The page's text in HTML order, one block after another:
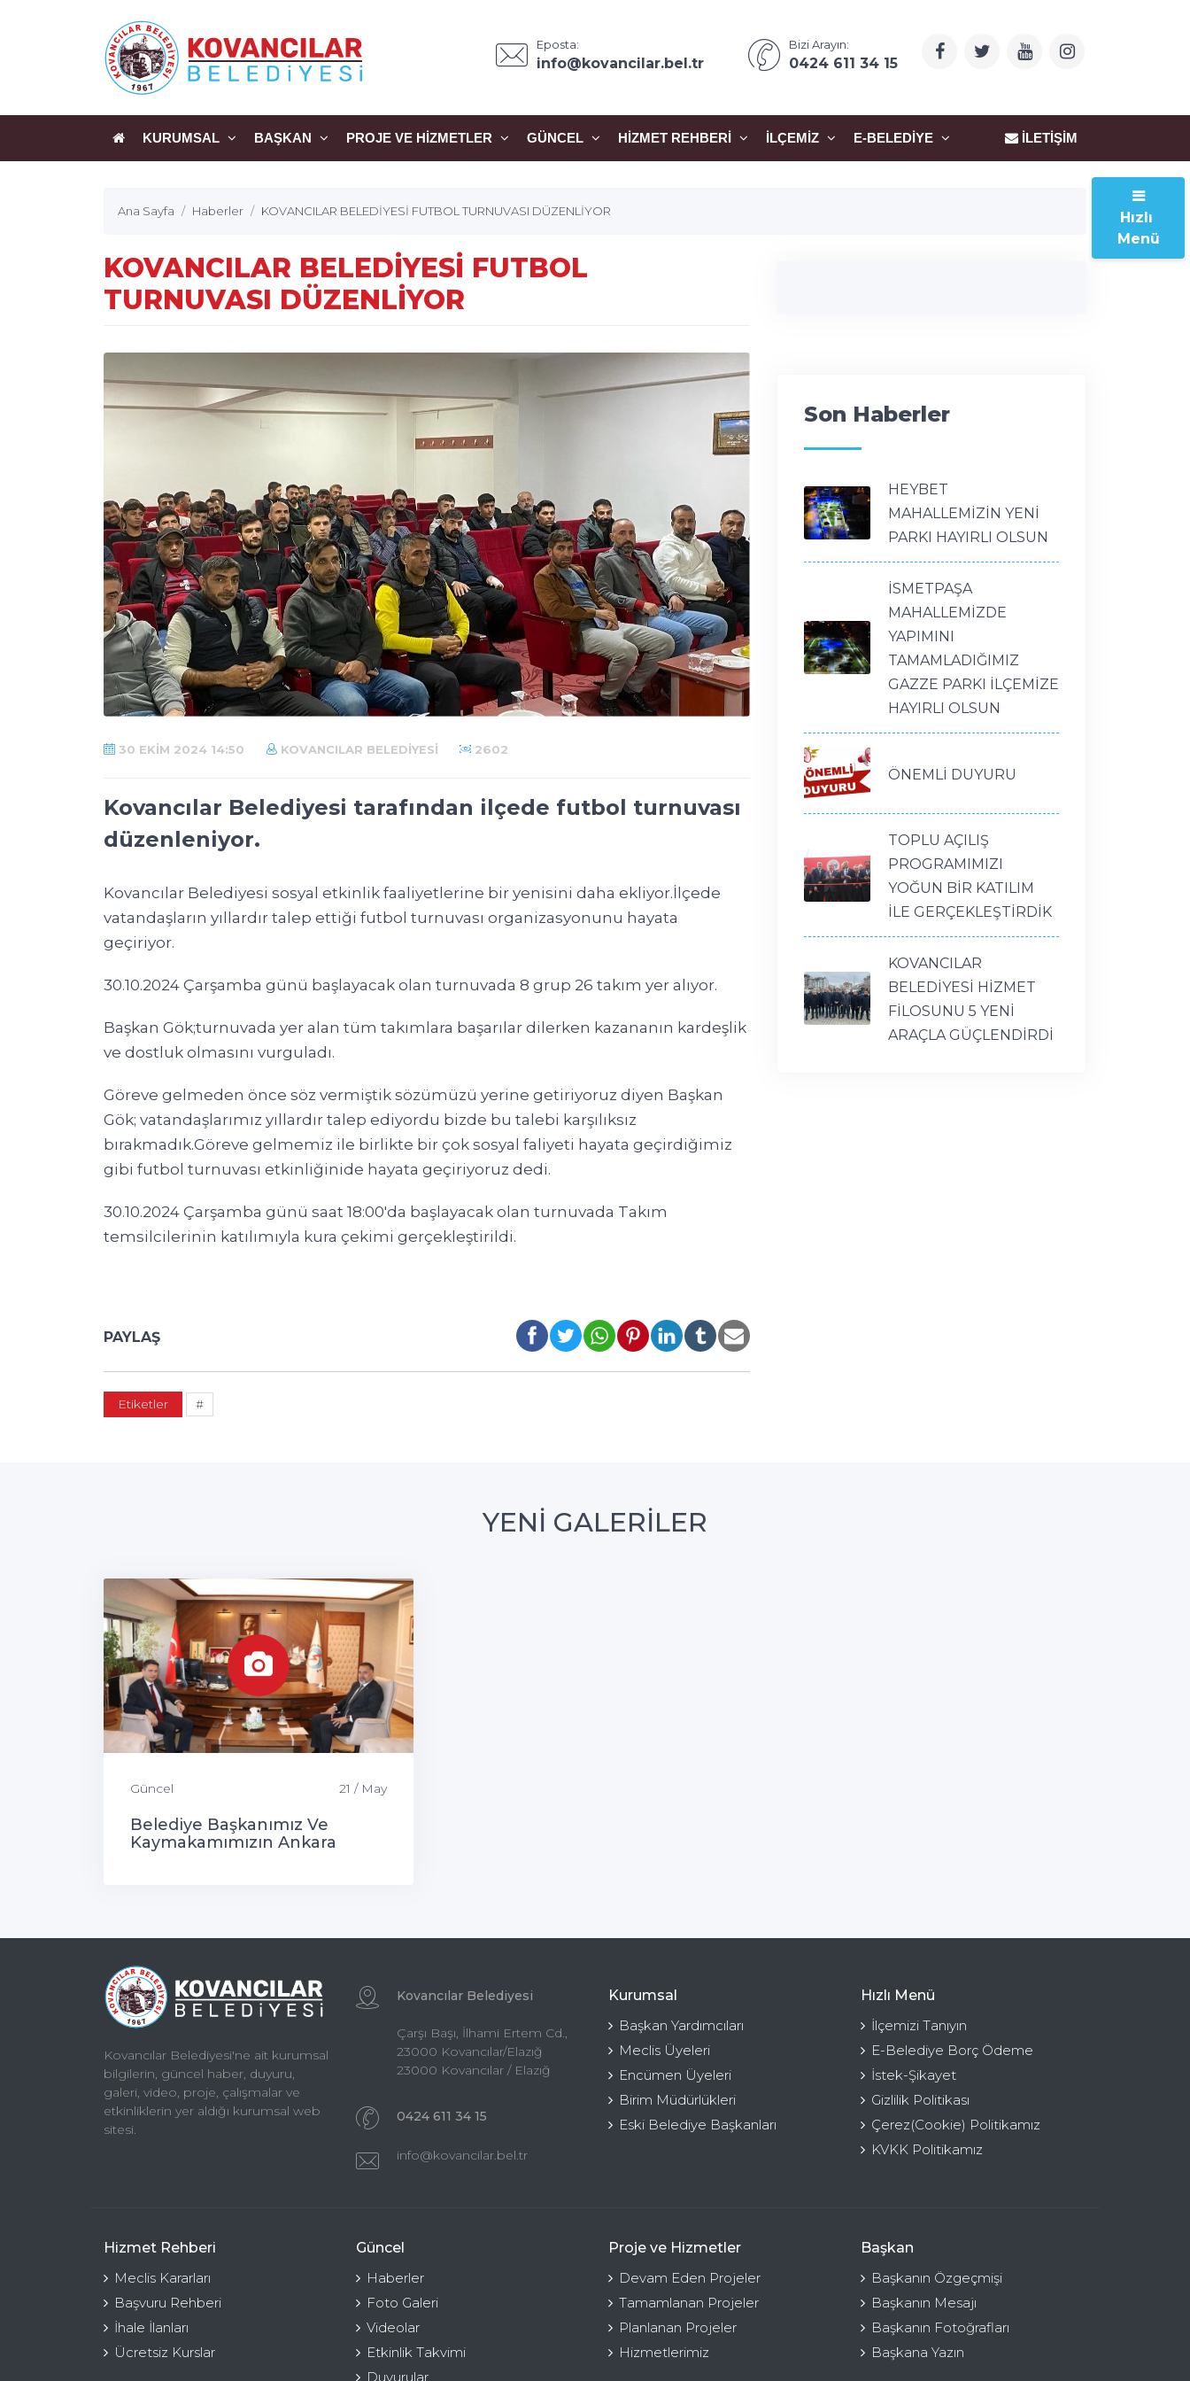
Eposta:
info@kovancilar.bel.tr
Bizi Arayın:
0424 611 34 15
KURUMSAL BAŞKAN PROJE VE HIZMETLER GÜNCEL HIZMET REHBERI İLÇEMIZ E-BELEDIYE İLETIŞIM
Ana Sayfa Haberler KOVANCILAR BELEDİYESİ FUTBOL TURNUVASI DÜZENLİYOR
KOVANCILAR BELEDİYESİ FUTBOL
TURNUVASI DÜZENLİYOR
30 EKIM 2024 14:50 KOVANCILAR BELEDIYESI 2602
Kovancılar Belediyesi tarafından ilçede futbol turnuvası
düzenleniyor.
Kovancılar Belediyesi sosyal etkinlik faaliyetlerine bir yenisini daha ekliyor.İlçede
vatandaşların yıllardır talep ettiği futbol turnuvası organizasyonunu hayata
geçiriyor.
30.10.2024 Çarşamba günü başlayacak olan turnuvada 8 grup 26 takım yer alıyor.
Başkan Gök;turnuvada yer alan tüm takımlara başarılar dilerken kazananın kardeşlik
ve dostluk olmasını vurguladı.
Göreve gelmeden önce söz vermiştik sözümüzü yerine getiriyoruz diyen Başkan
Gök; vatandaşlarımız yıllardır talep ediyordu bizde bu talebi karşılıksız
bırakmadık.Göreve gelmemiz ile birlikte bir çok sosyal faliyeti hayata geçirdiğimiz
gibi futbol turnuvası etkinliğinide hayata geçiriyoruz dedi.
30.10.2024 Çarşamba günü saat 18:00'da başlayacak olan turnuvada Takım
temsilcilerinin katılımıyla kura çekimi gerçekleştirildi.
PAYLAŞ
Etiketler #
Son Haberler
HEYBET
MAHALLEMİZİN YENİ
PARKI HAYIRLI OLSUN
İSMETPAŞA
MAHALLEMİZDE
YAPIMINI
TAMAMLADIĞIMIZ
GAZZE PARKI İLÇEMİZE
HAYIRLI OLSUN
ÖNEMLİ DUYURU
TOPLU AÇILIŞ
PROGRAMIMIZI
YOĞUN BİR KATILIM
İLE GERÇEKLEŞTİRDİK
KOVANCILAR
BELEDİYESİ HİZMET
FİLOSUNU 5 YENİ
ARAÇLA GÜÇLENDİRDİ
YENİ GALERİLER
Güncel 21 / May
Belediye Başkanımız Ve
Kaymakamımızın Ankara
Kovancılar Belediyesi'ne ait kurumsal
bilgilerin, güncel haber, duyuru,
galeri, video, proje, çalışmalar ve
etkinliklerin yer aldığı kurumsal web
sitesi.
Kovancılar Belediyesi
Çarşı Başı, İlhami Ertem Cd.,
23000 Kovancılar/Elazığ
23000 Kovancılar / Elazığ
0424 611 34 15
info@kovancilar.bel.tr
Kurumsal
Başkan Yardımcıları
Meclis Üyeleri
Encümen Üyeleri
Birim Müdürlükleri
Eski Belediye Başkanları
Hızlı Menü
İlçemizi Tanıyın
E-Belediye Borç Ödeme
İstek-Şikayet
Gizlilik Politikası
Çerez(Cookie) Politikamız
KVKK Politikamız
Hizmet Rehberi
Meclis Kararları
Başvuru Rehberi
İhale İlanları
Ücretsiz Kurslar
Güncel
Haberler
Foto Galeri
Videolar
Etkinlik Takvimi
Duyurular
Proje ve Hizmetler
Devam Eden Projeler
Tamamlanan Projeler
Planlanan Projeler
Hizmetlerimiz
Başkan
Başkanın Özgeçmişi
Başkanın Mesajı
Başkanın Fotoğrafları
Başkana Yazın
Hızlı
Menü